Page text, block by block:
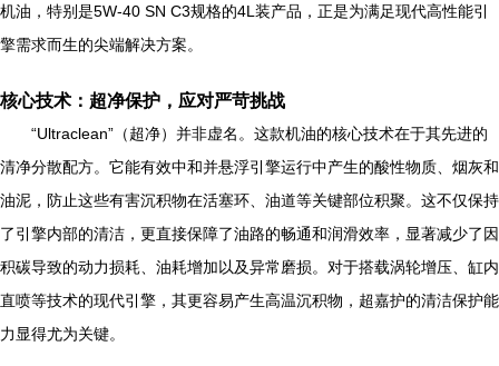
机油，特别是5W-40 SN C3规格的4L装产品，正是为满足现代高性能引
擎需求而生的尖端解决方案。
核心技术：超净保护，应对严苛挑战
“Ultraclean”（超净）并非虚名。这款机油的核心技术在于其先进的
清净分散配方。它能有效中和并悬浮引擎运行中产生的酸性物质、烟灰和
油泥，防止这些有害沉积物在活塞环、油道等关键部位积聚。这不仅保持
了引擎内部的清洁，更直接保障了油路的畅通和润滑效率，显著减少了因
积碳导致的动力损耗、油耗增加以及异常磨损。对于搭载涡轮增压、缸内
直喷等技术的现代引擎，其更容易产生高温沉积物，超嘉护的清洁保护能
力显得尤为关键。